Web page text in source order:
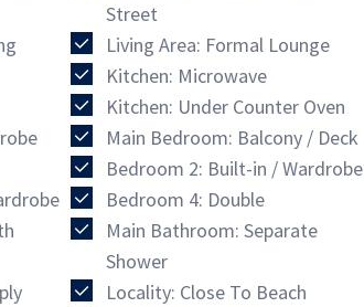
Street
Living Area: Formal Lounge
Kitchen: Microwave
Kitchen: Under Counter Oven
Main Bedroom: Balcony / Deck
Bedroom 2: Built-in / Wardrobe
Bedroom 4: Double
Main Bathroom: Separate
Shower
Locality: Close To Beach